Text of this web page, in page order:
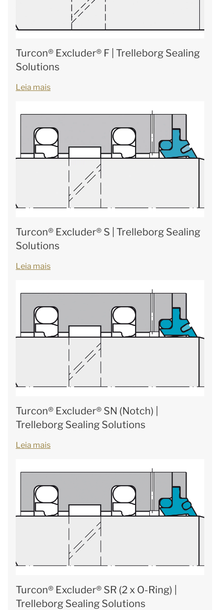
Turcon® Excluder® F | Trelleborg Sealing
Solutions
Leia mais
Turcon® Excluder® S | Trelleborg Sealing
Solutions
Leia mais
Turcon® Excluder® SN (Notch) |
Trelleborg Sealing Solutions
Leia mais
Turcon® Excluder® SR (2 x O-Ring) |
Trelleborg Sealing Solutions